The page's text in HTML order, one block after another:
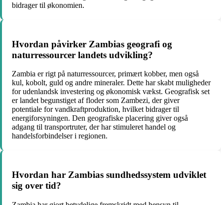
bidrager til økonomien.
Hvordan påvirker Zambias geografi og
naturressourcer landets udvikling?
Zambia er rigt på naturressourcer, primært kobber, men også
kul, kobolt, guld og andre mineraler. Dette har skabt muligheder
for udenlandsk investering og økonomisk vækst. Geografisk set
er landet begunstiget af floder som Zambezi, der giver
potentiale for vandkraftproduktion, hvilket bidrager til
energiforsyningen. Den geografiske placering giver også
adgang til transportruter, der har stimuleret handel og
handelsforbindelser i regionen.
Hvordan har Zambias sundhedssystem udviklet
sig over tid?